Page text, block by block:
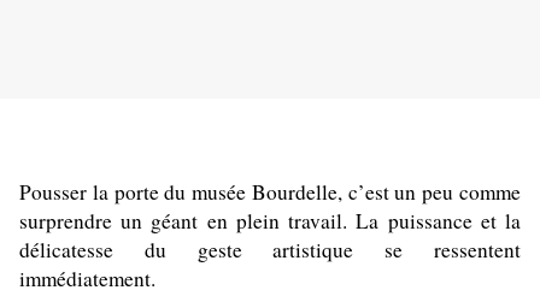
Pousser la porte du musée Bourdelle, c’est un peu comme
surprendre un géant en plein travail. La puissance et la
délicatesse du geste artistique se ressentent
immédiatement.